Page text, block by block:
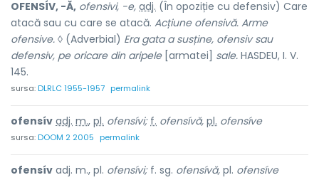
OFENSÍV, -Ă, ofensivi, -e, adj. (În opoziție cu defensiv) Care
atacă sau cu care se atacă. Acțiune ofensivă. Arme
ofensive. ◊ (Adverbial) Era gata a susține, ofensiv sau
defensiv, pe oricare din aripele[armatei] sale. HASDEU, I. V.
145.
sursa:DLRLC 1955-1957 permalink
ofensív adj. m., pl. ofensívi; f. ofensívă, pl. ofensíve
sursa:DOOM 2 2005 permalink
ofensív adj. m., pl. ofensívi;f. sg. ofensívă, pl. ofensíve